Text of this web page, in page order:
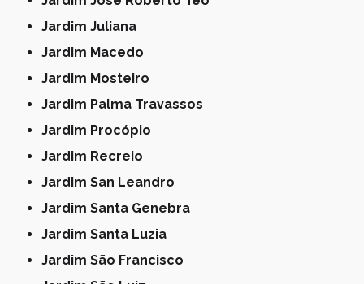
Jardim Juliana
Jardim Macedo
Jardim Mosteiro
Jardim Palma Travassos
Jardim Procópio
Jardim Recreio
Jardim San Leandro
Jardim Santa Genebra
Jardim Santa Luzia
Jardim São Francisco